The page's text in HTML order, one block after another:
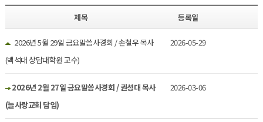
제목 등록일
2026년 5월 29일 금요말씀사경회 / 손철우 목사
(백석대 상담대학원 교수)
2026-05-29
2026년 2월 27일 금요말씀사경회 / 권성대 목사
(늘사랑교회 담임)
2026-03-06